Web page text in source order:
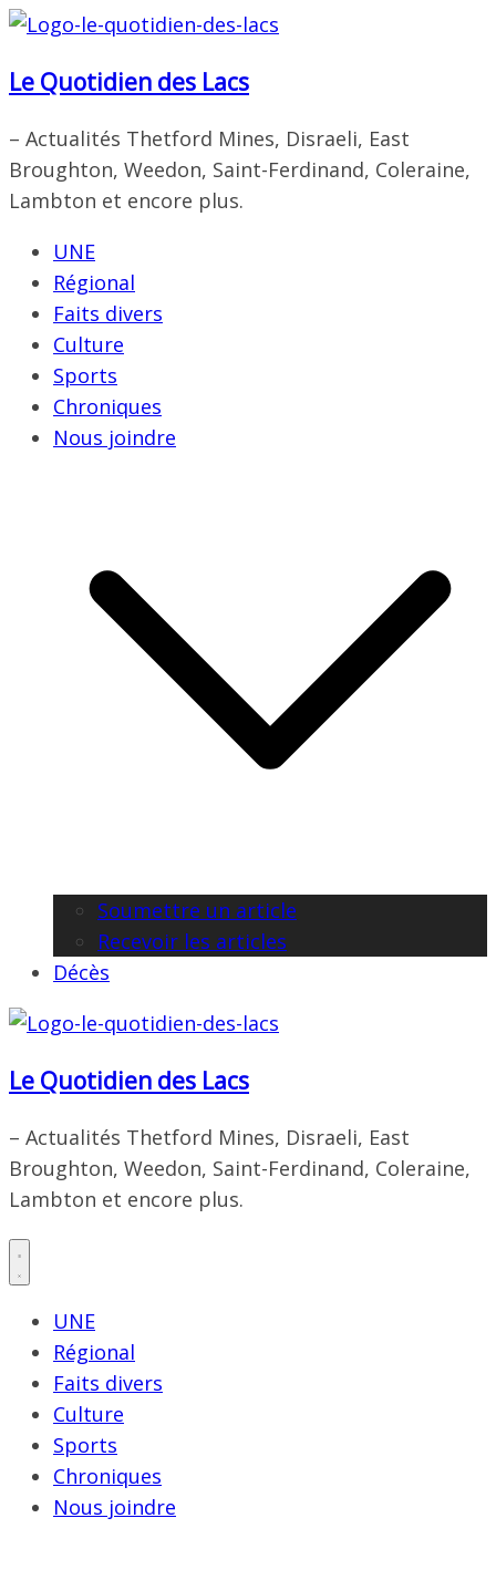
Passer
contenu
Le Quotidien des Lacs
– Actualités Thetford Mines, Disraeli, East
Broughton, Weedon, Saint-Ferdinand, Coleraine,
Lambton et encore plus.
UNE
Régional
Faits divers
Culture
Sports
Chroniques
Nous joindre
Soumettre un article
Recevoir les articles
Décès
Le Quotidien des Lacs
– Actualités Thetford Mines, Disraeli, East
Broughton, Weedon, Saint-Ferdinand, Coleraine,
Lambton et encore plus.
UNE
Régional
Faits divers
Culture
Sports
Chroniques
Nous joindre